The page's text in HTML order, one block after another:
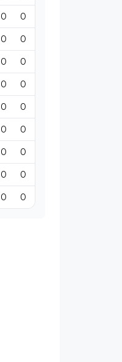
0 0
0 0
0 0
0 0
0 0
0 0
0 0
0 0
0 0